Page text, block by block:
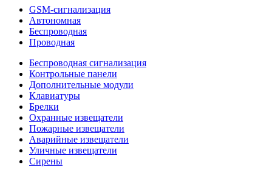
GSM-сигнализация
Автономная
Беспроводная
Проводная
Беспроводная сигнализация
Контрольные панели
Дополнительные модули
Клавиатуры
Брелки
Охранные извещатели
Пожарные извещатели
Аварийные извещатели
Уличные извещатели
Сирены